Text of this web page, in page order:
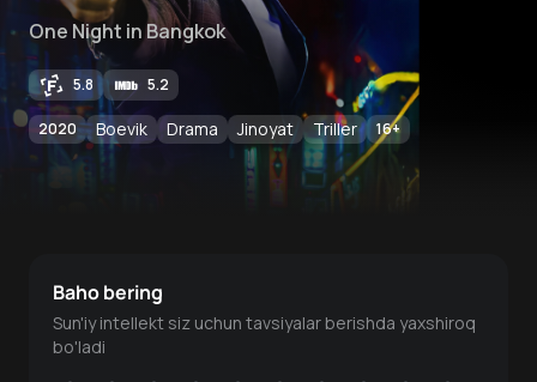
One Night in Bangkok
5.8 5.2
2020 Boevik Drama Jinoyat Triller 16+
Baho bering
Sun'iy intellekt siz uchun tavsiyalar berishda yaxshiroq
bo'ladi